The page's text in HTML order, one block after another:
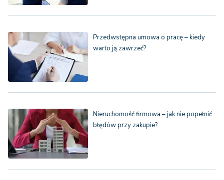
Przedwstępna umowa o pracę – kiedy
warto ją zawrzeć?
Nieruchomość firmowa – jak nie popełnić
błędów przy zakupie?